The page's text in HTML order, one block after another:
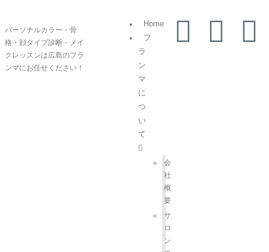
パーソナルカラー・骨
格・顔タイプ診断・メイ
クレッスンは広島のフラ
ンマにお任せください！
Home
フ
ラ
ン
マ
に
つ
い
て
会
社
概
要
サ
ロ
ン